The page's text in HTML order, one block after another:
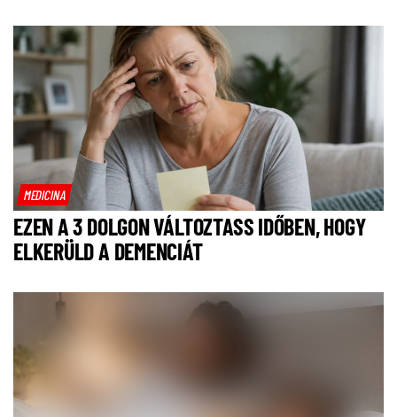
MEDICINA
EZEN A 3 DOLGON VÁLTOZTASS IDŐBEN, HOGY
ELKERÜLD A DEMENCIÁT